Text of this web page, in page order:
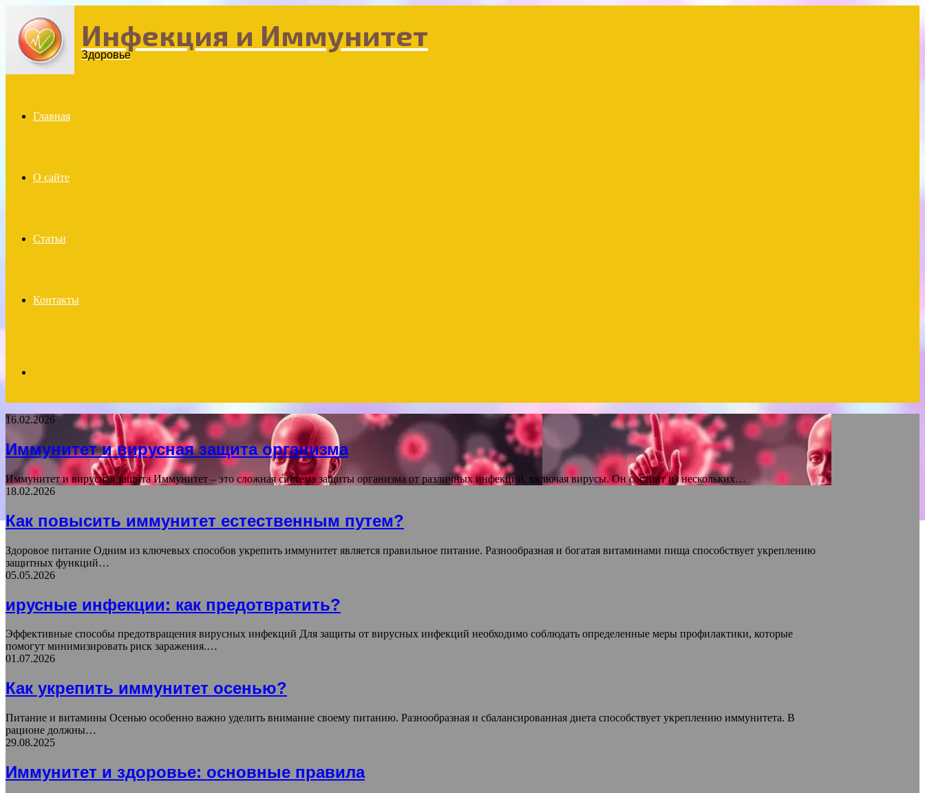
Menu Инфекция и Иммунитет
Здоровье
Главная
О сайте
Статьи
Контакты
16.02.2026
Иммунитет и вирусная защита организма
Иммунитет и вирусная защита Иммунитет – это сложная система защиты организма от различных инфекций, включая вирусы. Он состоит из нескольких…
18.02.2026
Как повысить иммунитет естественным путем?
Здоровое питание Одним из ключевых способов укрепить иммунитет является правильное питание. Разнообразная и богатая витаминами пища способствует укреплению
защитных функций…
05.05.2026
ирусные инфекции: как предотвратить?
Эффективные способы предотвращения вирусных инфекций Для защиты от вирусных инфекций необходимо соблюдать определенные меры профилактики, которые
помогут минимизировать риск заражения.…
01.07.2026
Как укрепить иммунитет осенью?
Питание и витамины Осенью особенно важно уделить внимание своему питанию. Разнообразная и сбалансированная диета способствует укреплению иммунитета. В
рационе должны…
29.08.2025
Иммунитет и здоровье: основные правила